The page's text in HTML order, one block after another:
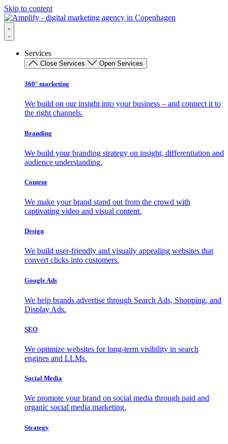
Skip to content
Services
Close Services Open Services
360° marketing
We build on our insight into your business – and connect it to
the right channels.
Branding
We build your branding strategy on insight, differentiation and
audience understanding.
Content
We make your brand stand out from the crowd with
captivating video and visual content.
Design
We build user-friendly and visually appealing websites that
convert clicks into customers.
Google Ads
We help brands advertise through Search Ads, Shopping, and
Display Ads.
SEO
We optimize websites for long-term visibility in search
engines and LLMs.
Social Media
We promote your brand on social media through paid and
organic social media marketing.
Strategy